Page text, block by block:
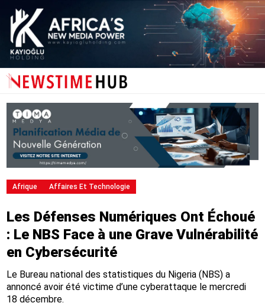
Afrique Affaires Et Technologie
Les Défenses Numériques Ont Échoué
: Le NBS Face à une Grave Vulnérabilité
en Cybersécurité
Le Bureau national des statistiques du Nigeria (NBS) a
annoncé avoir été victime d’une cyberattaque le mercredi
18 décembre.